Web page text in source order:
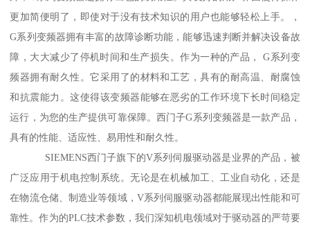
更加简便明了，即使对于没有技术知识的用户也能够轻松上手。，
G系列变频器拥有丰富的故障诊断功能，能够迅速判断并解决设备故
障，大大减少了停机时间和生产损失。作为一种的产品， G系列变
频器拥有耐久性。它采用了的材料和工艺，具有的耐高温、耐腐蚀
和抗震能力。这使得该变频器能够在恶劣的工作环境下长时间稳定
运行，为您的生产提供可靠保障。西门子G系列变频器是一款产品，
具有的性能、适应性、易用性和耐久性。
SIEMENS西门子旗下的V系列伺服驱动器是业界的产品，被
广泛应用于机电控制系统。无论是在机械加工、工业自动化，还是
在物流仓储、制造业等领域，V系列伺服驱动器都能展现出性能和可
靠性。作为的PLC技术参数，我们深知机电领域对于驱动器的严苛要